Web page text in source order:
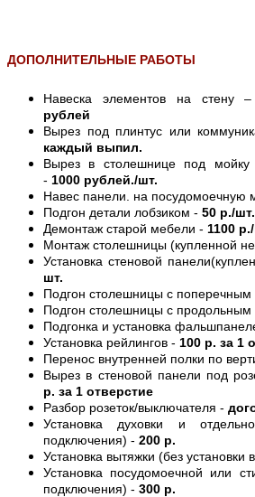
ДОПОЛНИТЕЛЬНЫЕ РАБОТЫ
Навеска элементов на стену
рублей
Вырез под плинтус или
каждый выпил.
Вырез в столешнице под
- 1000 рублей./шт.
Навес панели. на посудомоечную
Подгон детали лобзиком - 50 р./шт.
Демонтаж старой мебели - 1100
Монтаж столешницы (купленной
Установка стеновой
шт.
Подгон столешницы с поперечным
Подгон столешницы с продольным
Подгонка и установка
Установка рейлингов - 100 р. за 1
Перенос внутренней полки по
Вырез в стеновой панели под
р. за 1 отверстие
Разбор розеток/выключателя -
Установка духовки и
подключения) - 200 р.
Установка вытяжки (без установки
Установка посудомоечной или
подключения) - 300 р.